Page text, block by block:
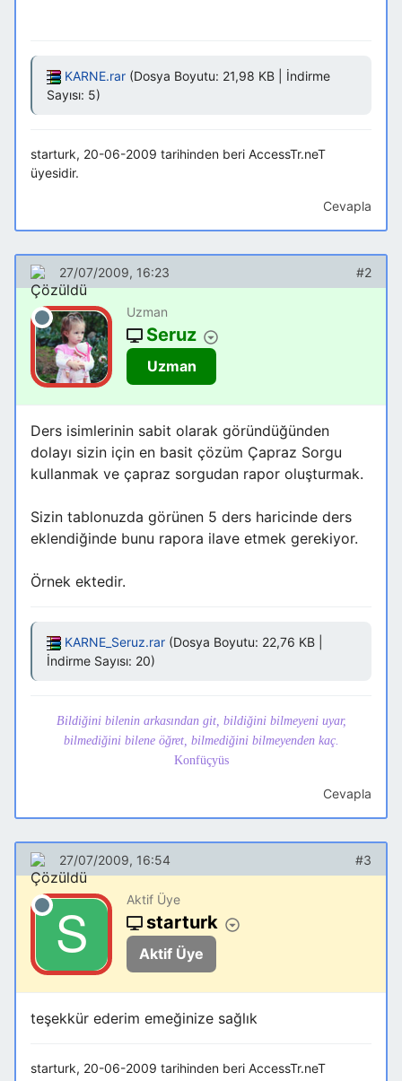
KARNE.rar(Dosya Boyutu: 21,98 KB | İndirme
Sayısı: 5)
starturk, 20-06-2009 tarihinden beri AccessTr.neT
üyesidir.
Cevapla
27/07/2009, 16:23 #2
Uzman
Seruz
Uzman
Ders isimlerinin sabit olarak göründüğünden
dolayı sizin için en basit çözüm Çapraz Sorgu
kullanmak ve çapraz sorgudan rapor oluşturmak.
Sizin tablonuzda görünen 5 ders haricinde ders
eklendiğinde bunu rapora ilave etmek gerekiyor.
Örnek ektedir.
KARNE_Seruz.rar(Dosya Boyutu: 22,76 KB |
İndirme Sayısı: 20)
Bildiğini bilenin arkasından git, bildiğini bilmeyeni uyar,
bilmediğini bilene öğret, bilmediğini bilmeyenden kaç.
Konfüçyüs
Cevapla
27/07/2009, 16:54 #3
Aktif Üye
starturk
Aktif Üye
teşekkür ederim emeğinize sağlık
starturk, 20-06-2009 tarihinden beri AccessTr.neT